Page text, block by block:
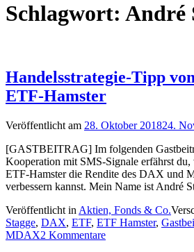
Schlagwort: André
Handelsstrategie-Tipp
ETF-Hamster
Veröffentlicht am 28. Oktober 201824.
[GASTBEITRAG] Im folgenden
Kooperation mit SMS-Signale erfährst
ETF-Hamster die Rendite des DAX und
verbessern kannst. Mein Name ist André
Veröffentlicht in Aktien, Fonds & Co.
Stagge, DAX, ETF, ETF Hamster,
MDAX2 Kommentare